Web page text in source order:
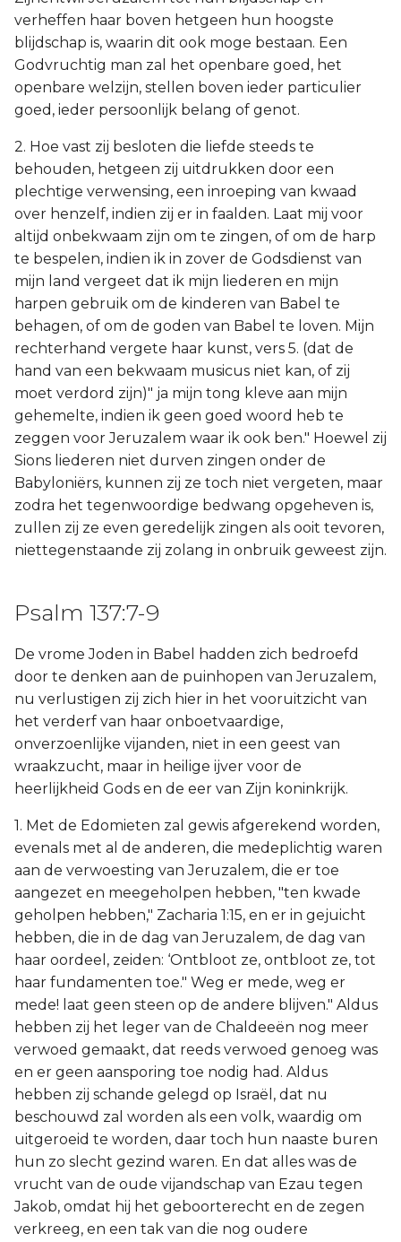
verheffen haar boven hetgeen hun hoogste
blijdschap is, waarin dit ook moge bestaan. Een
Godvruchtig man zal het openbare goed, het
openbare welzijn, stellen boven ieder particulier
goed, ieder persoonlijk belang of genot.
2. Hoe vast zij besloten die liefde steeds te
behouden, hetgeen zij uitdrukken door een
plechtige verwensing, een inroeping van kwaad
over henzelf, indien zij er in faalden. Laat mij voor
altijd onbekwaam zijn om te zingen, of om de harp
te bespelen, indien ik in zover de Godsdienst van
mijn land vergeet dat ik mijn liederen en mijn
harpen gebruik om de kinderen van Babel te
behagen, of om de goden van Babel te loven. Mijn
rechterhand vergete haar kunst, vers 5. (dat de
hand van een bekwaam musicus niet kan, of zij
moet verdord zijn)" ja mijn tong kleve aan mijn
gehemelte, indien ik geen goed woord heb te
zeggen voor Jeruzalem waar ik ook ben." Hoewel zij
Sions liederen niet durven zingen onder de
Babyloniërs, kunnen zij ze toch niet vergeten, maar
zodra het tegenwoordige bedwang opgeheven is,
zullen zij ze even geredelijk zingen als ooit tevoren,
niettegenstaande zij zolang in onbruik geweest zijn.
Psalm 137:7-9
De vrome Joden in Babel hadden zich bedroefd
door te denken aan de puinhopen van Jeruzalem,
nu verlustigen zij zich hier in het vooruitzicht van
het verderf van haar onboetvaardige,
onverzoenlijke vijanden, niet in een geest van
wraakzucht, maar in heilige ijver voor de
heerlijkheid Gods en de eer van Zijn koninkrijk.
1. Met de Edomieten zal gewis afgerekend worden,
evenals met al de anderen, die medeplichtig waren
aan de verwoesting van Jeruzalem, die er toe
aangezet en meegeholpen hebben, "ten kwade
geholpen hebben," Zacharia 1:15, en er in gejuicht
hebben, die in de dag van Jeruzalem, de dag van
haar oordeel, zeiden: ‘Ontbloot ze, ontbloot ze, tot
haar fundamenten toe." Weg er mede, weg er
mede! laat geen steen op de andere blijven." Aldus
hebben zij het leger van de Chaldeeën nog meer
verwoed gemaakt, dat reeds verwoed genoeg was
en er geen aansporing toe nodig had. Aldus
hebben zij schande gelegd op Israël, dat nu
beschouwd zal worden als een volk, waardig om
uitgeroeid te worden, daar toch hun naaste buren
hun zo slecht gezind waren. En dat alles was de
vrucht van de oude vijandschap van Ezau tegen
Jakob, omdat hij het geboorterecht en de zegen
verkreeg, en een tak van die nog oudere